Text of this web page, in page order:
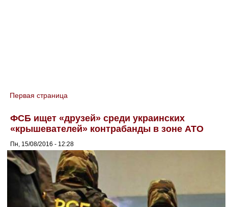
You are here
Первая страница
ФСБ ищет «друзей» среди украинских
«крышевателей» контрабанды в зоне АТО
Пн, 15/08/2016 - 12:28